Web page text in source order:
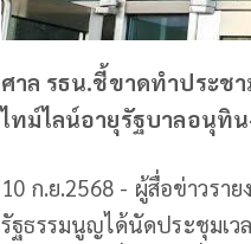
ศาล รธน.ชี้ขาดทำประชา
ไทม์ไลน์อายุรัฐบาลอนุทิ
10 ก.ย.2568 - ผู้สื่อข่าวรา
รัฐธรรมนูญได้นัดประชุมเว